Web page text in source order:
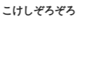
こけしぞろぞろ